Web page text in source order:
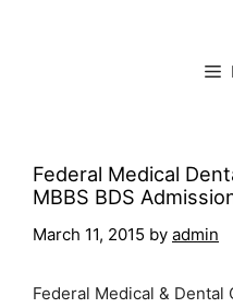
Federal Medical
MBBS BDS
March 11, 2015 by admin
Federal Medical & Dental